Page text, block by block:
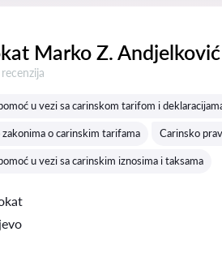
Marko Z. Andjelković
u vezi sa carinskom tarifom i
zakonima o carinskim tarifama Carinsko
u vezi sa carinskim iznosima i taksama